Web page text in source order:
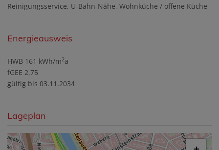
Reinigungsservice U-Bahn-Nähe Wohnküche / offene Küche
Energieausweis
HWB 161 kWh/m2a
fGEE 2,75
gültig bis 03.11.2034
Lageplan